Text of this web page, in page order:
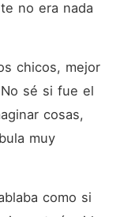
no era nada
chicos, mejor
sé si fue el
cosas,
muy
como si